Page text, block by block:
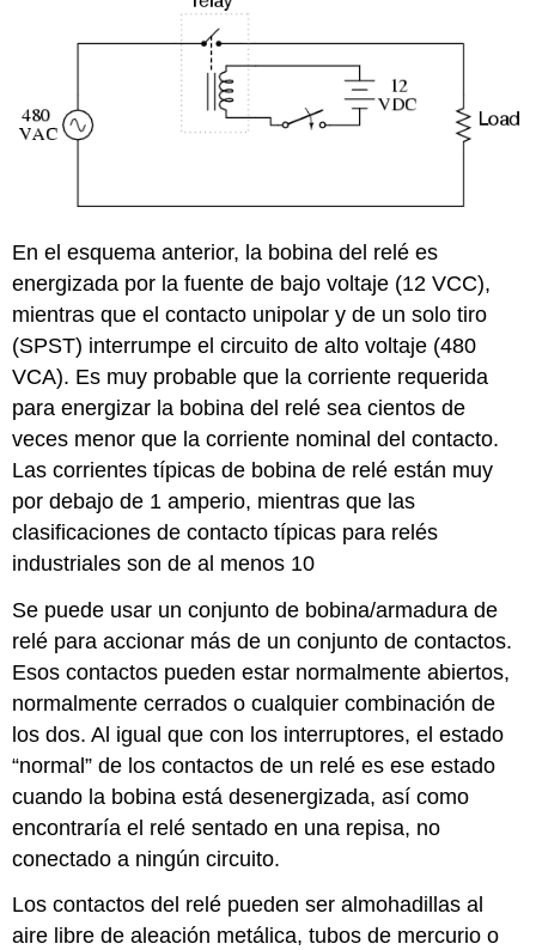
En el esquema anterior, la bobina del relé es
energizada por la fuente de bajo voltaje (12 VCC),
mientras que el contacto unipolar y de un solo tiro
(SPST) interrumpe el circuito de alto voltaje (480
VCA). Es muy probable que la corriente requerida
para energizar la bobina del relé sea cientos de
veces menor que la corriente nominal del contacto.
Las corrientes típicas de bobina de relé están muy
por debajo de 1 amperio, mientras que las
clasificaciones de contacto típicas para relés
industriales son de al menos 10
Se puede usar un conjunto de bobina/armadura de
relé para accionar más de un conjunto de contactos.
Esos contactos pueden estar normalmente abiertos,
normalmente cerrados o cualquier combinación de
los dos. Al igual que con los interruptores, el estado
“normal” de los contactos de un relé es ese estado
cuando la bobina está desenergizada, así como
encontraría el relé sentado en una repisa, no
conectado a ningún circuito.
Los contactos del relé pueden ser almohadillas al
aire libre de aleación metálica, tubos de mercurio o